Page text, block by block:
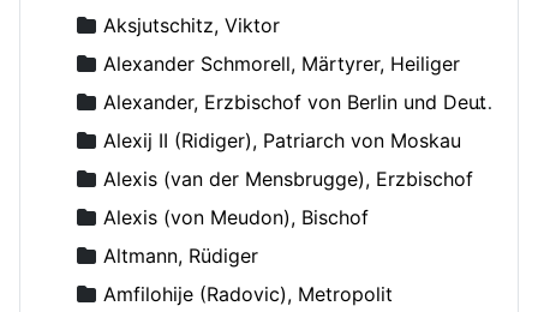
Aksjutschitz, Viktor
Alexander Schmorell, Märtyrer, Heiliger
Alexander, Erzbischof von Berlin und Deutschland
Alexij II (Ridiger), Patriarch von Moskau
Alexis (van der Mensbrugge), Erzbischof
Alexis (von Meudon), Bischof
Altmann, Rüdiger
Amfilohije (Radovic), Metropolit